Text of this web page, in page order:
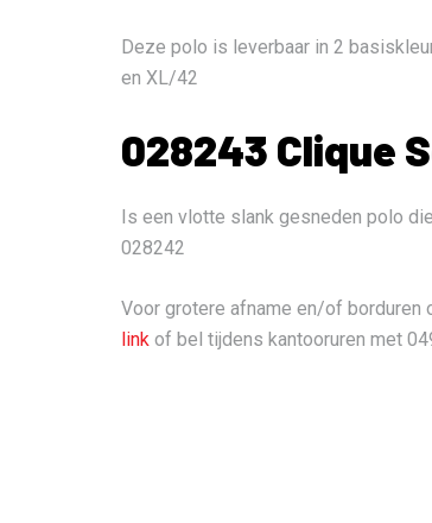
Deze polo is leverbaar in 2
en XL/42
028243 Clique
Is een vlotte slank gesneden polo
028242
Voor grotere afname en/of borduren
link of bel tijdens kantooruren met